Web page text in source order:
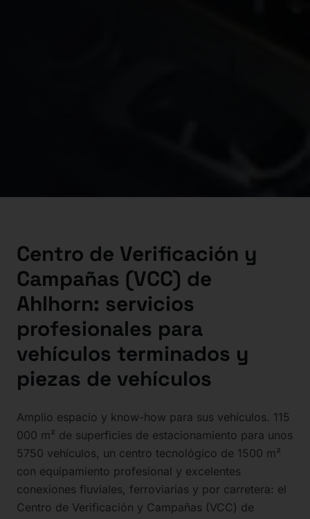
Centro de Verificación y
Campañas (VCC) de
Ahlhorn: servicios
profesionales para
vehículos terminados y
piezas de vehículos
Amplio espacio y know-how para sus vehículos. 115
000 m² de superficies de estacionamiento para unos
5750 vehículos, un centro tecnológico de 1500 m²
con equipamiento profesional y excelentes
conexiones fluviales, ferroviarias y por carretera: el
Centro de Verificación y Campañas (VCC) de